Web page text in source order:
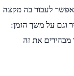
אפשר לעבור בה מקצה
וגם על משך הזמן:
מבהירים את זה